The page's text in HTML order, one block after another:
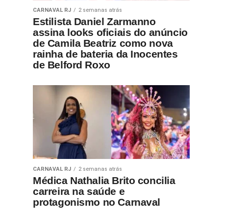
CARNAVAL RJ 2 semanas atrás
Estilista Daniel Zarmanno
assina looks oficiais do anúncio
de Camila Beatriz como nova
rainha de bateria da Inocentes
de Belford Roxo
CARNAVAL RJ 2 semanas atrás
Médica Nathalia Brito concilia
carreira na saúde e
protagonismo no Carnaval